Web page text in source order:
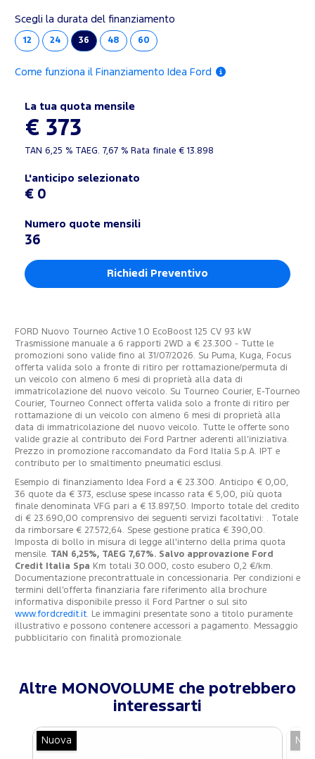
Scegli la durata del finanziamento
12 24 36 48 60
Come funziona il Finanziamento Idea Ford
La tua quota mensile
€ 373
TAN 6,25 % TAEG. 7,67 % Rata finale € 13.898
L'anticipo selezionato
€ 0
Numero quote mensili
36
Richiedi Preventivo
FORD Nuovo Tourneo Active 1.0 EcoBoost 125 CV 93 kW
Trasmissione manuale a 6 rapporti 2WD a € 23.300 - Tutte le
promozioni sono valide fino al 31/07/2026. Su Puma, Kuga, Focus
offerta valida solo a fronte di ritiro per rottamazione/permuta di
un veicolo con almeno 6 mesi di proprietà alla data di
immatricolazione del nuovo veicolo. Su Tourneo Courier, E-Tourneo
Courier, Tourneo Connect offerta valida solo a fronte di ritiro per
rottamazione di un veicolo con almeno 6 mesi di proprietà alla
data di immatricolazione del nuovo veicolo. Tutte le offerte sono
valide grazie al contributo dei Ford Partner aderenti all’iniziativa.
Prezzo in promozione raccomandato da Ford Italia S.p.A. IPT e
contributo per lo smaltimento pneumatici esclusi.
Esempio di finanziamento Idea Ford a € 23.300. Anticipo € 0,00,
36 quote da € 373, escluse spese incasso rata € 5,00, più quota
finale denominata VFG pari a € 13.897,50. Importo totale del credito
di € 23.690,00 comprensivo dei seguenti servizi facoltativi: . Totale
da rimborsare € 27.572,64. Spese gestione pratica € 390,00.
Imposta di bollo in misura di legge all'interno della prima quota
mensile. TAN 6,25%, TAEG 7,67%. Salvo approvazione Ford
Credit Italia Spa Km totali 30.000, costo esubero 0,2 €/km.
Documentazione precontrattuale in concessionaria. Per condizioni e
termini dell’offerta finanziaria fare riferimento alla brochure
informativa disponibile presso il Ford Partner o sul sito
www.fordcredit.it . Le immagini presentate sono a titolo puramente
illustrativo e possono contenere accessori a pagamento. Messaggio
pubblicitario con finalità promozionale.
Altre MONOVOLUME che potrebbero
interessarti
Nuova